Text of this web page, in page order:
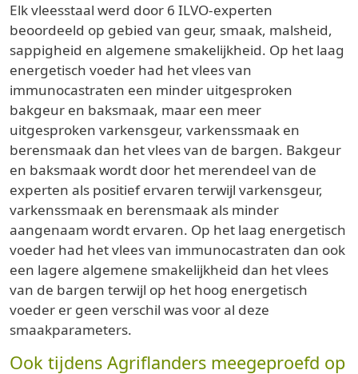
Elk vleesstaal werd door 6 ILVO-experten
beoordeeld op gebied van geur, smaak, malsheid,
sappigheid en algemene smakelijkheid. Op het laag
energetisch voeder had het vlees van
immunocastraten een minder uitgesproken
bakgeur en baksmaak, maar een meer
uitgesproken varkensgeur, varkenssmaak en
berensmaak dan het vlees van de bargen. Bakgeur
en baksmaak wordt door het merendeel van de
experten als positief ervaren terwijl varkensgeur,
varkenssmaak en berensmaak als minder
aangenaam wordt ervaren. Op het laag energetisch
voeder had het vlees van immunocastraten dan ook
een lagere algemene smakelijkheid dan het vlees
van de bargen terwijl op het hoog energetisch
voeder er geen verschil was voor al deze
smaakparameters.
Ook tijdens Agriflanders meegeproefd op